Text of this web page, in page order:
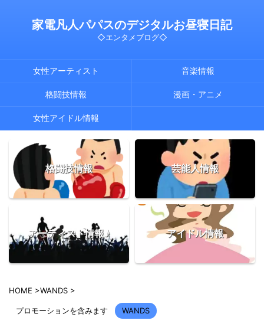
家電凡人パパスのデジタルお昼寝日記
◇エンタメブログ◇
女性アーティスト 音楽情報
格闘技情報 漫画・アニメ
女性アイドル情報
格闘技情報 芸能人情報
アーティスト情報♪ アイドル情報
HOME >WANDS >
プロモーションを含みます WANDS